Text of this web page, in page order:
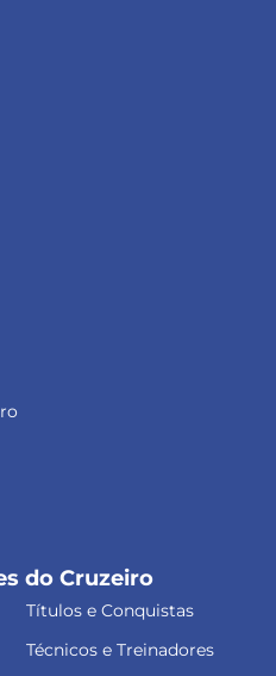
do Cruzeiro
Títulos e Conquistas
Técnicos e Treinadores